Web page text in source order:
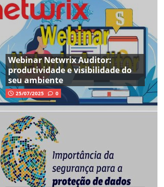
Webinar Netwrix Auditor:
produtividade e visibilidade do
seu ambiente
25/07/2025 0